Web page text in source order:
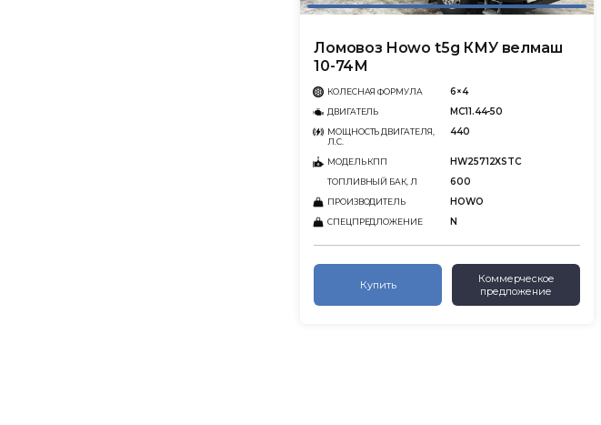
Ломовоз Howo t5g КМУ велмаш
10-74М
КОЛЕСНАЯ ФОРМУЛА 6×4
ДВИГАТЕЛЬ MC11.44-50
МОЩНОСТЬ ДВИГАТЕЛЯ,
Л.С.
440
МОДЕЛЬ КПП HW25712XSTC
ТОПЛИВНЫЙ БАК, Л 600
ПРОИЗВОДИТЕЛЬ HOWO
СПЕЦПРЕДЛОЖЕНИЕ N
Купить
Коммерческое
предложение